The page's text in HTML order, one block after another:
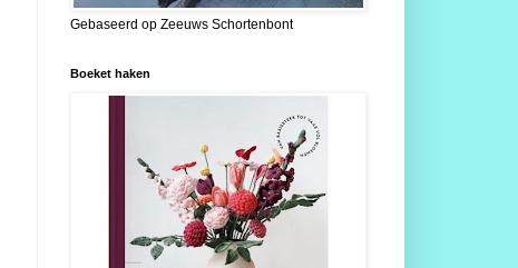
Gebaseerd op Zeeuws Schortenbont
Boeket haken